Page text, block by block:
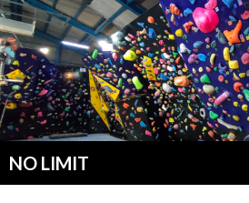
NO LIMIT
索